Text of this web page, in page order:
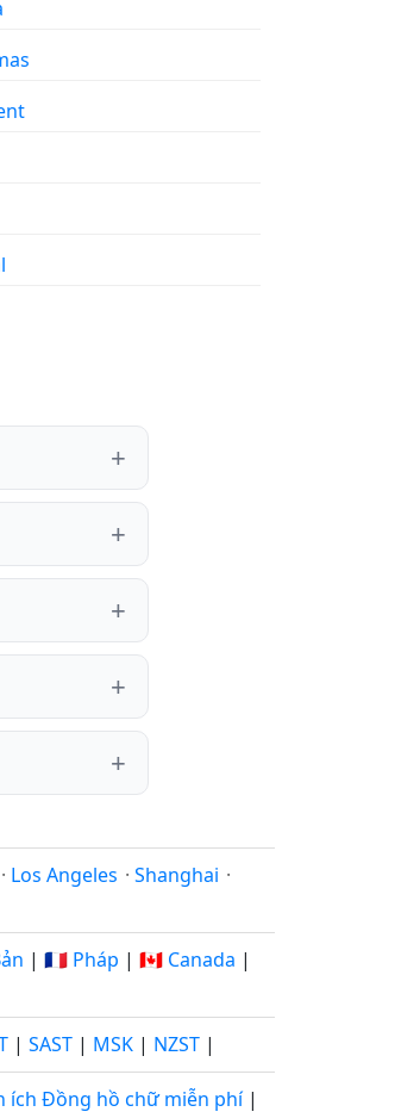
· Los Angeles · Shanghai ·
| 🇫🇷 Pháp | 🇨🇦 Canada |
| SAST | MSK | NZST |
ích Đồng hồ chữ miễn phí|